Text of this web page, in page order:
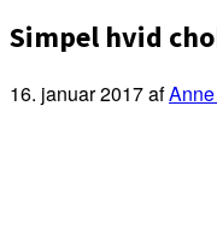
Simpel hvid
16. januar 2017af